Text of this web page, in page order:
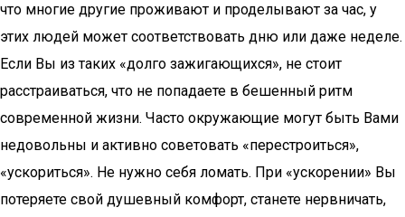
что многие другие проживают и проделывают за час, у
этих людей может соответствовать дню или даже неделе.
Если Вы из таких «долго зажигающихся», не стоит
расстраиваться, что не попадаете в бешенный ритм
современной жизни. Часто окружающие могут быть Вами
недовольны и активно советовать «перестроиться»,
«ускориться». Не нужно себя ломать. При «ускорении» Вы
потеряете свой душевный комфорт, станете нервничать,